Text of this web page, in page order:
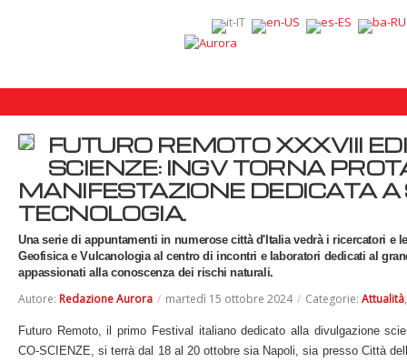
FUTURO REMOTO XXXVIII
SCIENZE: INGV TORNA
MANIFESTAZIONE DEDICATA A
TECNOLOGIA.
Una serie di appuntamenti in numerose città d'Italia vedrà i ricercatori e
Geofisica e Vulcanologia al centro di incontri e laboratori dedicati al
appassionati alla conoscenza dei rischi naturali.
Autore: Redazione Aurora / martedì 15 ottobre 2024 / Categorie: Attualità
Futuro Remoto, il primo Festival italiano dedicato alla divulgazione
CO-SCIENZE, si terrà dal 18 al 20 ottobre sia Napoli, sia presso Città